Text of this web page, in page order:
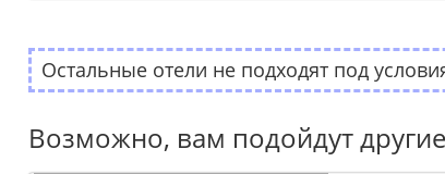
Остальные отели не подходят под
Возможно, вам подойдут